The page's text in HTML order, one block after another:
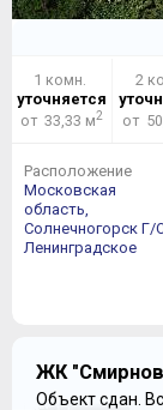
1 комн.
уточняется
от 33,33 м2
2
от
Расположение
Московская
область,
Солнечногорск Г/
Ленинградское
ЖК
Объект сдан.